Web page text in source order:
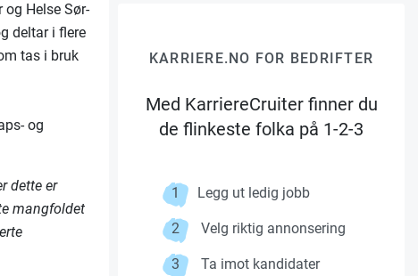
og Helse Sør-
deltar i flere
tas i bruk
og
dette er
mangfoldet
KARRIERE.NO FOR BEDRIFTER
Med KarriereCruiter finner du
de flinkeste folka på 1-2-3
1 Legg ut ledig jobb
2 Velg riktig annonsering
3 Ta imot kandidater